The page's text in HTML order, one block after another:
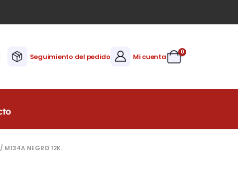
Seguimiento del pedido Mi cuenta
0
M134A NEGRO 12K.